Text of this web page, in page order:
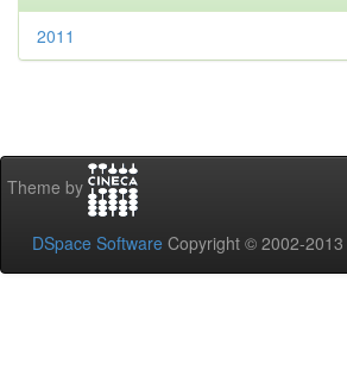
2011
Theme by
DSpace Software Copyright © 2002-2013